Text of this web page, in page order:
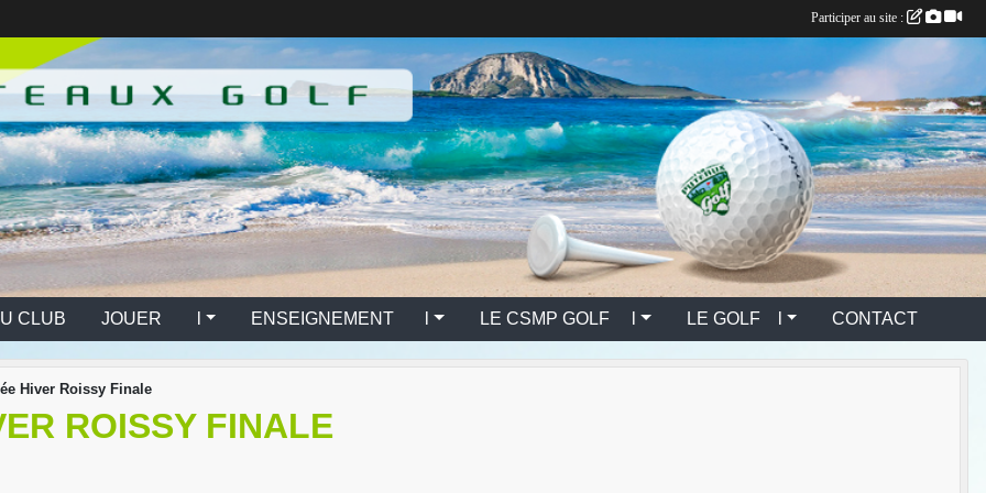
CLUB JOUER l ENSEIGNEMENT l LE CSMP GOLF l LE GOLF l CONTACT
Hiver Roissy Finale
ROISSY FINALE
Participer au site :